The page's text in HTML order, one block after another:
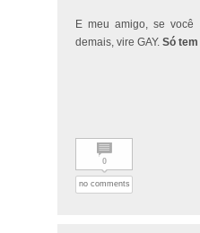
E meu amigo, se
demais, vire GAY. Só
0
no comments